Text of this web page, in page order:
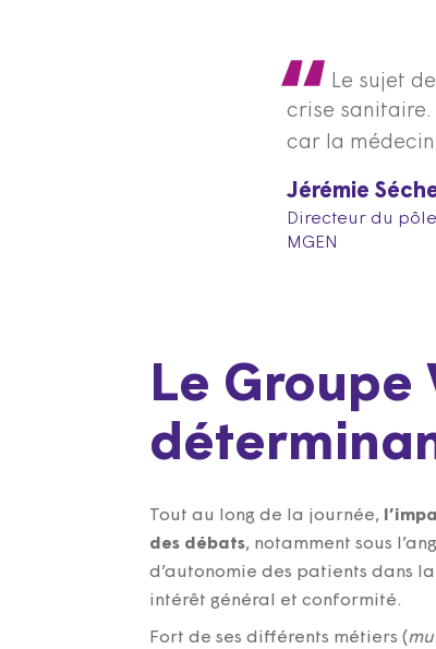
Le sujet
crise sanitaire.
car la
Jérémie
Directeur du
MGEN
Le Groupe
Tout au long de la journée,
des débats, notamment sous
d’autonomie des patients dans
intérêt général et conformité.
Fort de ses différents métiers (